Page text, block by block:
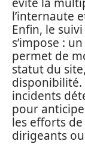
l’internaute
Enfin, le
s’impose :
permet de
statut du
incidents
pour
les efforts
dirigeants